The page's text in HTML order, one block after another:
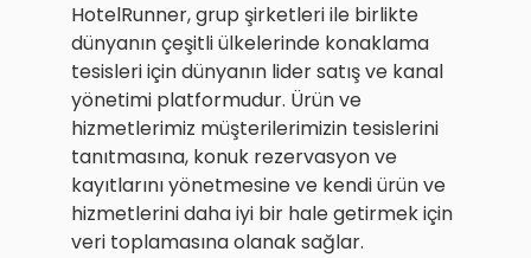
HotelRunner, grup şirketleri ile birlikte
dünyanın çeşitli ülkelerinde konaklama
tesisleri için dünyanın lider satış ve kanal
yönetimi platformudur. Ürün ve
hizmetlerimiz müşterilerimizin tesislerini
tanıtmasına, konuk rezervasyon ve
kayıtlarını yönetmesine ve kendi ürün ve
hizmetlerini daha iyi bir hale getirmek için
veri toplamasına olanak sağlar.